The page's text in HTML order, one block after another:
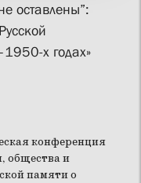
оставлены”:
х годах»
конференция
общества и
памяти о